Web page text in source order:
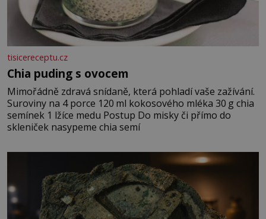
tisicereceptu.cz
Chia puding s ovocem
Mimořádně zdravá snídaně, která pohladí vaše zažívání.
Suroviny na 4 porce 120 ml kokosového mléka 30 g chia
semínek 1 lžíce medu Postup Do misky či přímo do
skleniček nasypeme chia semí